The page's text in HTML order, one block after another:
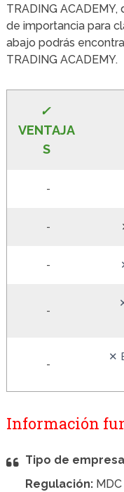
TRADING
de importancia para
abajo podrás
TRADING ACADEMY.
✓
VENTAJA
S
-
-
-
-
-
✕
Información
Tipo de empresa
Regulación:MDC